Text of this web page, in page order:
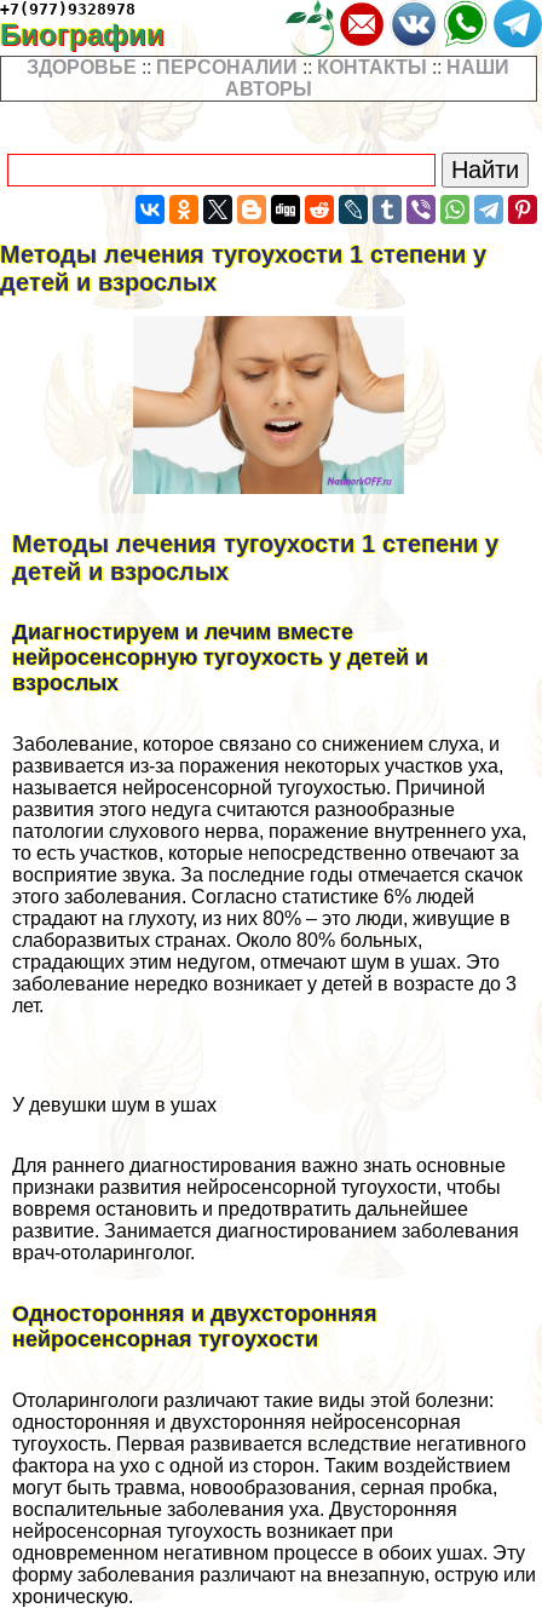
+7(977)9328978
Биографии
ЗДОРОВЬЕ :: ПЕРСОНАЛИИ :: КОНТАКТЫ :: НАШИ
АВТОРЫ
Методы лечения тугоухости 1 степени у
детей и взрослых
Методы лечения тугоухости 1 степени у
детей и взрослых
Диагностируем и лечим вместе
нейросенсорную тугоухость у детей и
взрослых
Заболевание, которое связано со снижением слуха, и
развивается из-за поражения некоторых участков уха,
называется нейросенсорной тугоухостью. Причиной
развития этого недуга считаются разнообразные
патологии слухового нерва, поражение внутреннего уха,
то есть участков, которые непосредственно отвечают за
восприятие звука. За последние годы отмечается скачок
этого заболевания. Согласно статистике 6% людей
страдают на глухоту, из них 80% – это люди, живущие в
слаборазвитых странах. Около 80% больных,
страдающих этим недугом, отмечают шум в ушах. Это
заболевание нередко возникает у детей в возрасте до 3
лет.
У дeвyшки шум в ушах
Для раннего диагностирования важно знать основные
признаки развития нейросенсорной тугоухости, чтобы
вовремя остановить и предотвратить дальнейшее
развитие. Занимается диагностированием заболевания
врач-отоларинголог.
Односторонняя и двухсторонняя
нейросенсорная тугоухости
Отоларингологи различают такие виды этой болезни:
односторонняя и двухсторонняя нейросенсорная
тугоухость. Первая развивается вследствие негативного
фактора на ухо с одной из сторон. Таким воздействием
могут быть травма, новообразования, серная пробка,
воспалительные заболевания уха. Двусторонняя
нейросенсорная тугоухость возникает при
одновременном негативном процессе в обоих ушах. Эту
форму заболевания различают на внезапную, острую или
хроническую.